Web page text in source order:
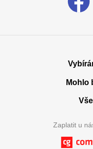
Mohlo
Zaplatit u